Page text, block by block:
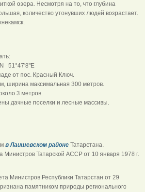
озера. Несмотря на то, что глубина
количество утонувших людей возрастает.
51°47'8"E
от пос. Красный Ключ.
ширина максимальная 300 метров.
3 метров.
дачные поселки и лесные массивы.
в Лаишевском районе Татарстана.
Министров Татарской АССР от 10 января 1978 г.
Министров Республики Татарстан от 29
памятником природы регионального